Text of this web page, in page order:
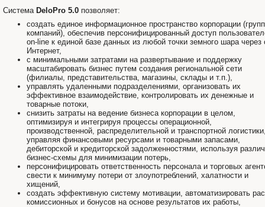
Система DeloPro 5.0 позволяет:
создать единое информационное пространство корпорации
компаний), обеспечив персонифицированный доступ
on-line к единой базе данных из любой точки земного шара через
Интернет,
с минимальными затратами на развертывание и поддержку
масштабировать бизнес путем создания региональной сети
(филиалы, представительства, магазины, склады и т.п.),
управлять удаленными подразделениями, организовать их
эффективное взаимодействие, контролировать их денежные и
товарные потоки,
снизить затраты на ведение бизнеса корпорации в целом,
оптимизируя и интегрируя процессы операционной,
производственной, распределительной и транспортной
управляя финансовыми ресурсами и товарными запасами,
дебиторской и кредиторской задолженностями, используя
бизнес-схемы для минимизации потерь,
персонифицировать ответственность персонала и торговых
свести к минимуму потери от злоупотреблений, халатности и
хищений,
создать эффективную систему мотивации, автоматизировать
комиссионных и бонусов на основе результатов их работы,